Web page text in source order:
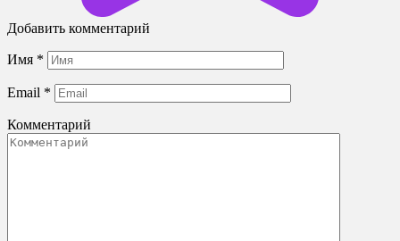
Добавить комментарий
Имя *
Email *
Комментарий